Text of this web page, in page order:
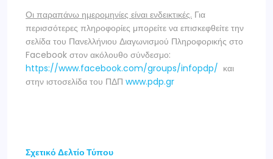
Οι παραπάνω ημερομηνίες είναι ενδεικτικές. Για
περισσότερες πληροφορίες μπορείτε να επισκεφθείτε την
σελίδα του Πανελλήνιου Διαγωνισμού Πληροφορικής στο
Facebook στον ακόλουθο σύνδεσμο:
https://www.facebook.com/groups/infopdp/ και
στην ιστοσελίδα του ΠΔΠ www.pdp.gr
Σχετικό Δελτίο Τύπου